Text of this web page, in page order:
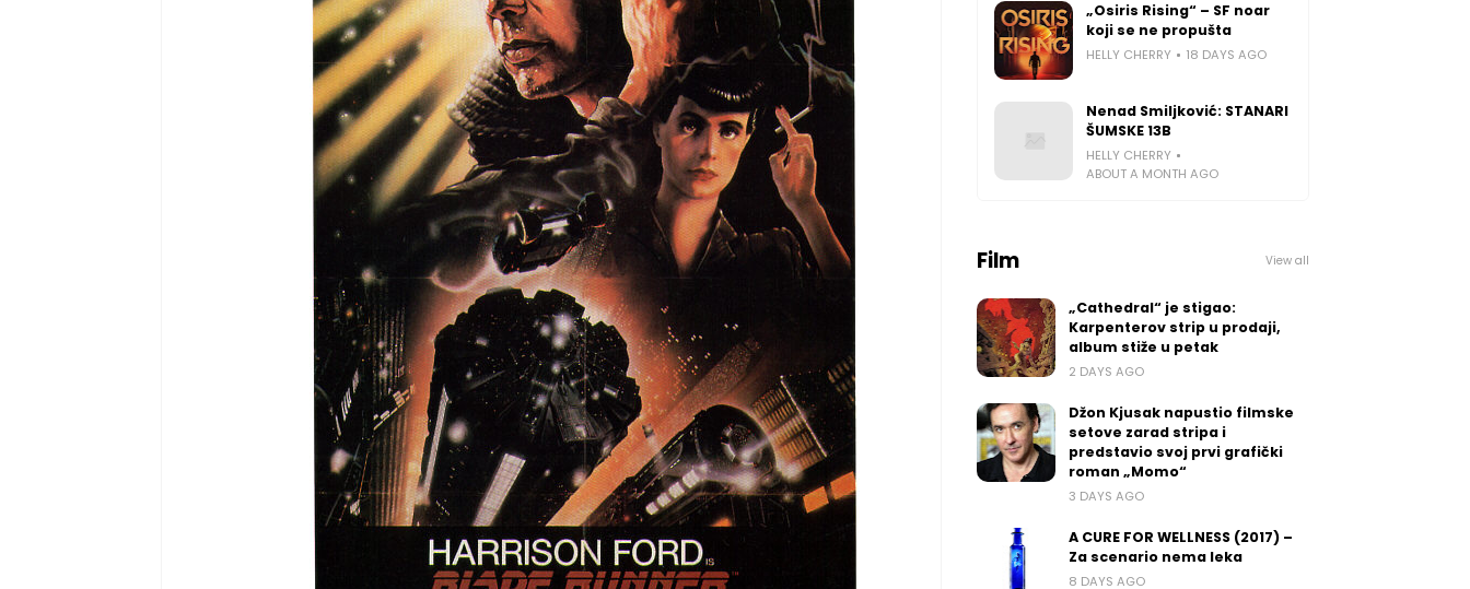
„Osiris Rising“ – SF noar
koji se ne propušta
HELLY CHERRY 18 DAYS AGO
Nenad Smiljković: STANARI
ŠUMSKE 13B
HELLY CHERRY
ABOUT A MONTH AGO
Film View all
„Cathedral“ je stigao:
Karpenterov strip u prodaji,
album stiže u petak
2 DAYS AGO
Džon Kjusak napustio filmske
setove zarad stripa i
predstavio svoj prvi grafički
roman „Momo“
3 DAYS AGO
A CURE FOR WELLNESS (2017) –
Za scenario nema leka
8 DAYS AGO